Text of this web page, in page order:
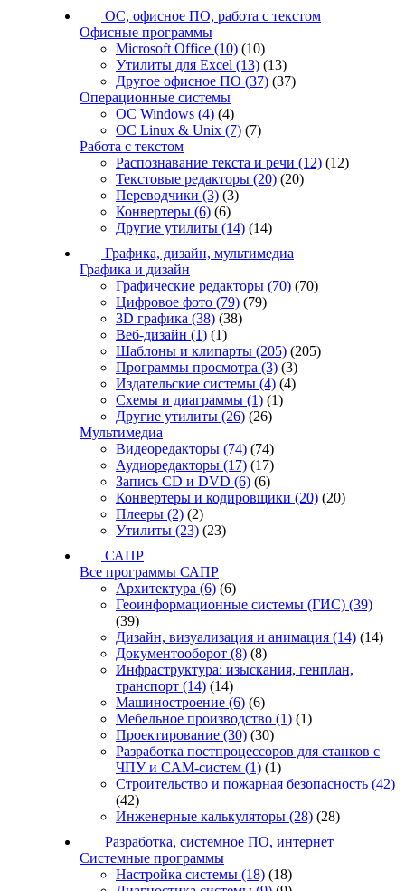
ОС, офисное ПО, работа с текстом
Офисные программы
Microsoft Office (10) (10)
Утилиты для Excel (13) (13)
Другое офисное ПО (37) (37)
Операционные системы
ОС Windows (4) (4)
ОС Linux & Unix (7) (7)
Работа с текстом
Распознавание текста и речи (12) (12)
Текстовые редакторы (20) (20)
Переводчики (3) (3)
Конвертеры (6) (6)
Другие утилиты (14) (14)
Графика, дизайн, мультимедиа
Графика и дизайн
Графические редакторы (70) (70)
Цифровое фото (79) (79)
3D графика (38) (38)
Веб-дизайн (1) (1)
Шаблоны и клипарты (205) (205)
Программы просмотра (3) (3)
Издательские системы (4) (4)
Схемы и диаграммы (1) (1)
Другие утилиты (26) (26)
Мультимедиа
Видеоредакторы (74) (74)
Аудиоредакторы (17) (17)
Запись CD и DVD (6) (6)
Конвертеры и кодировщики (20) (20)
Плееры (2) (2)
Утилиты (23) (23)
САПР
Все программы САПР
Архитектура (6) (6)
Геоинформационные системы (ГИС) (39)
(39)
Дизайн, визуализация и анимация (14) (14)
Документооборот (8) (8)
Инфраструктура: изыскания, генплан,
транспорт (14) (14)
Машиностроение (6) (6)
Мебельное производство (1) (1)
Проектирование (30) (30)
Разработка постпроцессоров для станков с
ЧПУ и CAM-систем (1) (1)
Строительство и пожарная безопасность (42)
(42)
Инженерные калькуляторы (28) (28)
Разработка, системное ПО, интернет
Системные программы
Настройка системы (18) (18)